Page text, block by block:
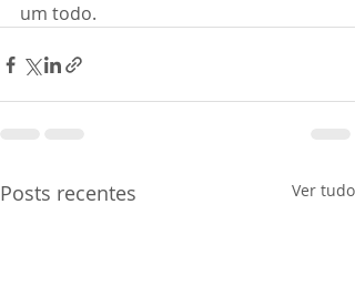
um todo.
Posts recentes Ver tudo